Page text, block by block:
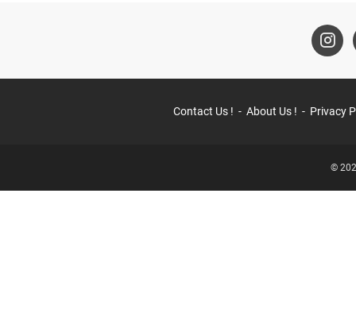
Contact Us ! About Us ! Privacy
©